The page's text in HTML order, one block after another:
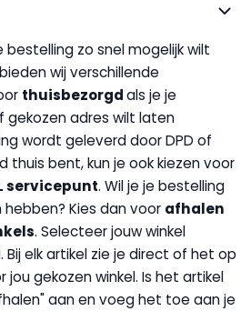
bestelling zo snel mogelijk wilt
wij verschillende
thuisbezorgdals je je
gekozen adres wilt laten
wordt geleverd door DPD of
thuis bent, kun je ook kiezen voor
servicepunt. Wil je je bestelling
Kies dan voor afhalen
. Selecteer jouw winkel
elk artikel zie je direct of het op
jou gekozen winkel. Is het artikel
aan en voeg het toe aan je